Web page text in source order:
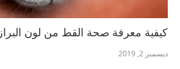
كيفية معرفة صحة القط من لون البراز
ديسمبر 2, 2019